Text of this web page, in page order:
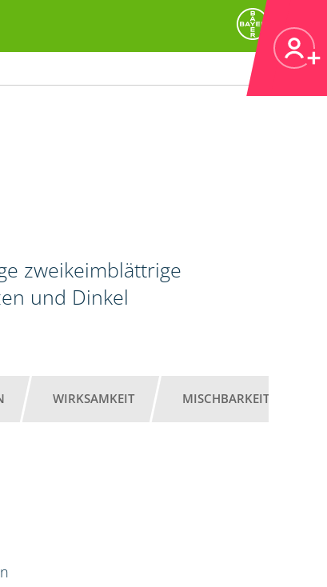
zweikeimblättrige
und Dinkel
WIRKSAMKEIT MISCHBARKEIT